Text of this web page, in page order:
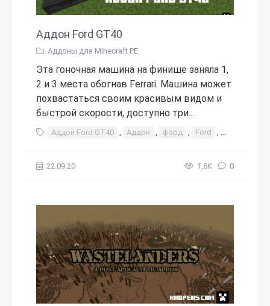
Аддон Ford GT40
Аддоны для Minecraft PE
Эта гоночная машина на финише заняла 1,
2 и 3 места обогнав Ferrari. Машина может
похвастаться своим красивым видом и
быстрой скорости, доступно три...
Аддон Ford GT40 , Аддон , форд , Ford , GT40
22.09.20 1,6К 0